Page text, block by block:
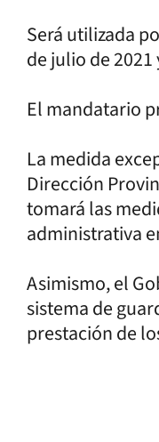
Será utilizada
de julio de
El mandatario
La medida
Dirección
tomará las
administrativa
Asimismo, el
sistema de
prestación de